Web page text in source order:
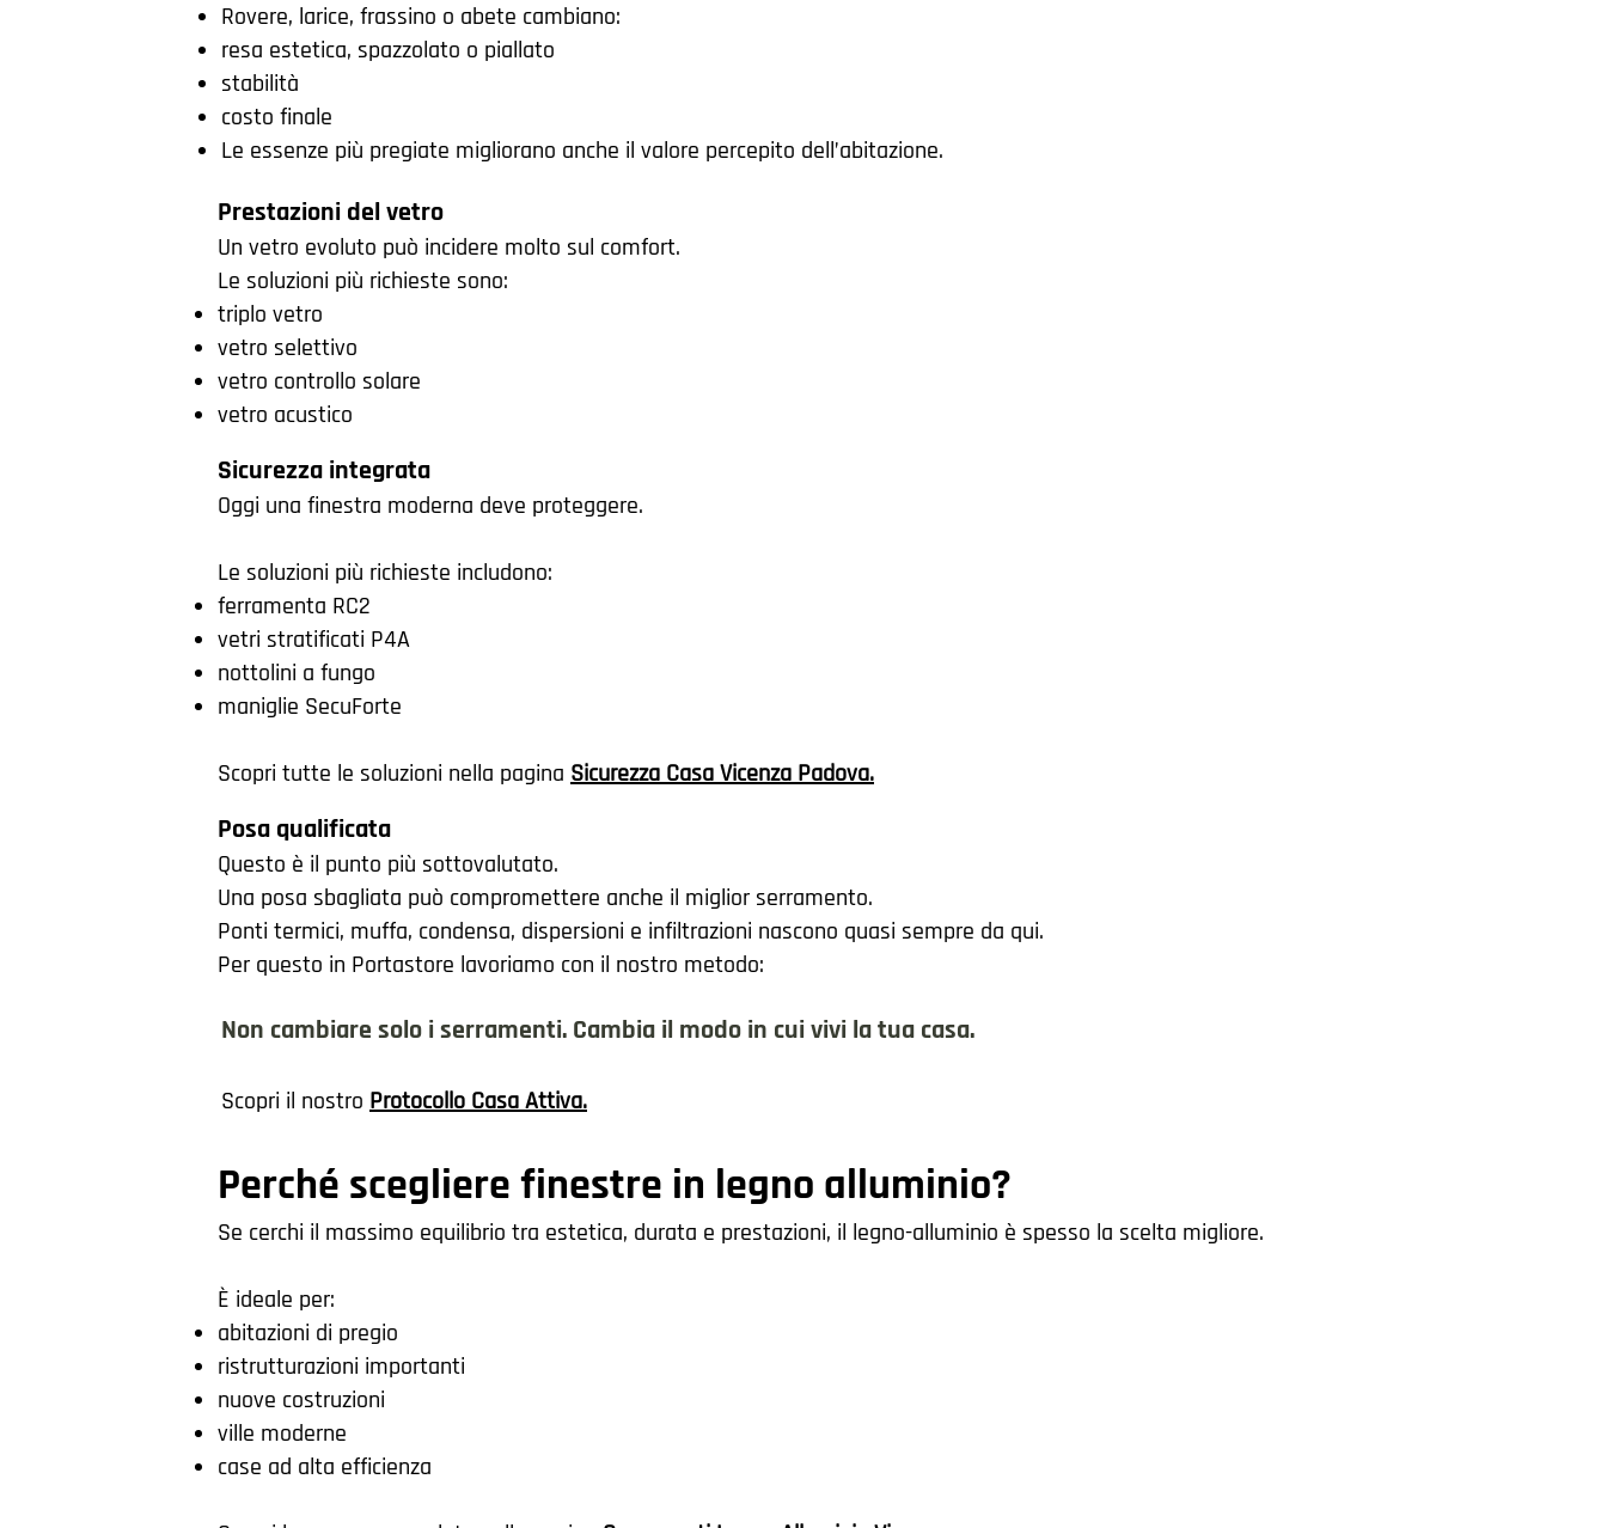
Rovere, larice, frassino o abete cambiano:
resa estetica, spazzolato o piallato
stabilità
costo finale
Le essenze più pregiate migliorano anche il valore percepito dell’abitazione.
Prestazioni del vetro
Un vetro evoluto può incidere molto sul comfort.
Le soluzioni più richieste sono:
triplo vetro
vetro selettivo
vetro controllo solare
vetro acustico
Sicurezza integrata
Oggi una finestra moderna deve proteggere.
Le soluzioni più richieste includono:
ferramenta RC2
vetri stratificati P4A
nottolini a fungo
maniglie SecuForte
Scopri tutte le soluzioni nella pagina Sicurezza Casa Vicenza Padova.
Posa qualificata
Questo è il punto più sottovalutato.
Una posa sbagliata può compromettere anche il miglior serramento.
Ponti termici, muffa, condensa, dispersioni e infiltrazioni nascono quasi sempre da qui.
Per questo in Portastore lavoriamo con il nostro metodo:
Non cambiare solo i serramenti. Cambia il modo in cui vivi la tua casa.
Scopri il nostro Protocollo Casa Attiva.
Perché scegliere finestre in legno alluminio?
Se cerchi il massimo equilibrio tra estetica, durata e prestazioni, il legno-alluminio è spesso la scelta migliore.
È ideale per:
abitazioni di pregio
ristrutturazioni importanti
nuove costruzioni
ville moderne
case ad alta efficienza